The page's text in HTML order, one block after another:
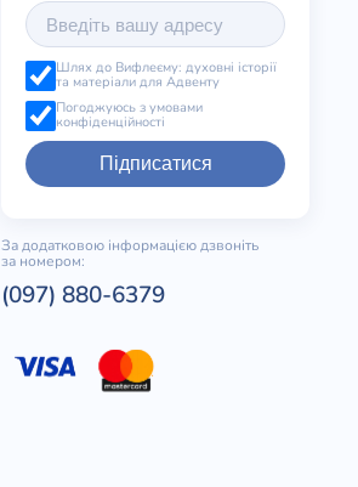
Шлях до Вифлеєму: духовні історії
та матеріали для Адвенту
Погоджуюсь з умовами
конфіденційності
Підписатися
За додатковою інформацією дзвоніть
за номером:
(097) 880-6379